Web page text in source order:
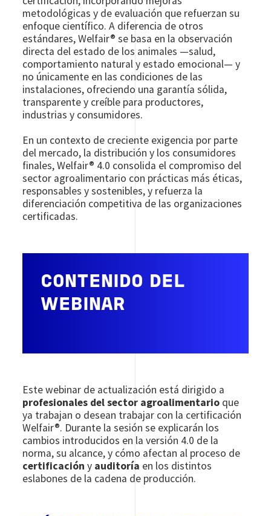
metodológicas y de evaluación que refuerzan su
enfoque científico. A diferencia de otros
estándares, Welfair® se basa en la observación
directa del estado de los animales —salud,
comportamiento natural y estado emocional— y
no únicamente en las condiciones de las
instalaciones, ofreciendo una garantía sólida,
transparente y creíble para productores,
industrias y consumidores.
En un contexto de creciente exigencia por parte
del mercado, la distribución y los consumidores
finales, Welfair® 4.0 consolida el compromiso del
sector agroalimentario con prácticas más éticas,
responsables y sostenibles, y refuerza la
diferenciación competitiva de las organizaciones
certificadas.
CONTENIDO DEL
WEBINAR
Este webinar de actualización está dirigido a
profesionales del sector agroalimentario que
ya trabajan o desean trabajar con la certificación
Welfair®. Durante la sesión se explicarán los
cambios introducidos en la versión 4.0 de la
norma, su alcance, y cómo afectan al proceso de
certificacióny auditoría en los distintos
eslabones de la cadena de producción.